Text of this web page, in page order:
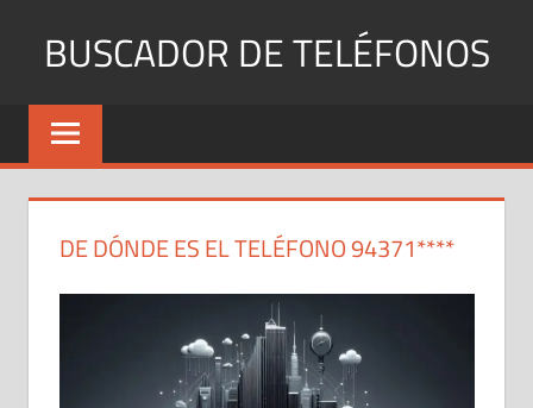
BUSCADOR DE TELÉFONOS
Identifica
Números
y
DE DÓNDE ES EL TELÉFONO 94371****